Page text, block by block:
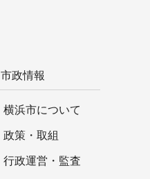
市政情報
横浜市について
政策・取組
行政運営・監査